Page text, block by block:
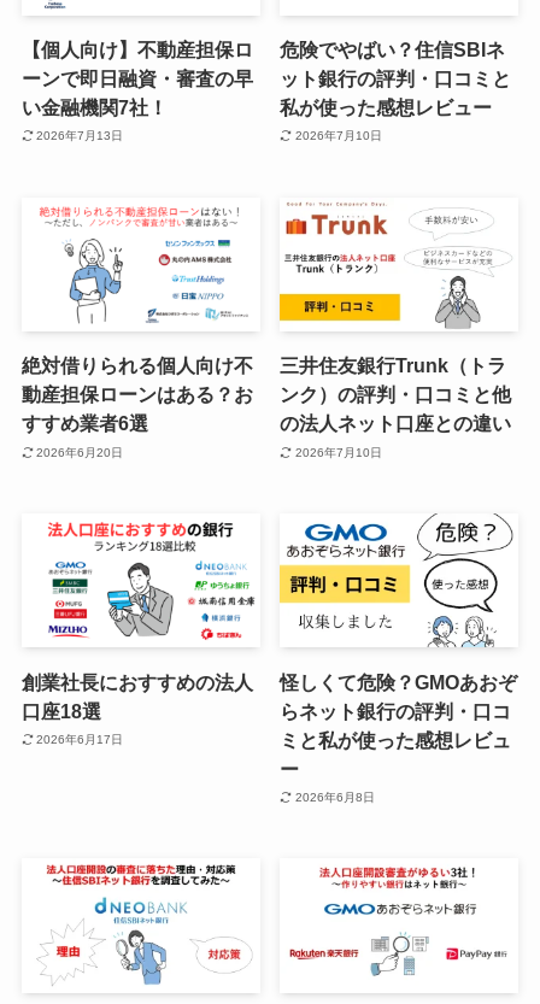
【個人向け】不動産担保ロ
ーンで即日融資・審査の早
い金融機関7社！
2026年7月13日
危険でやばい？住信SBIネ
ット銀行の評判・口コミと
私が使った感想レビュー
2026年7月10日
絶対借りられる個人向け不
動産担保ローンはある？お
すすめ業者6選
2026年6月20日
三井住友銀行Trunk（トラ
ンク）の評判・口コミと他
の法人ネット口座との違い
2026年7月10日
創業社長におすすめの法人
口座18選
2026年6月17日
怪しくて危険？GMOあおぞ
らネット銀行の評判・口コ
ミと私が使った感想レビュ
ー
2026年6月8日